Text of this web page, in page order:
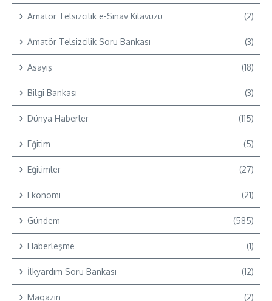
Amatör Telsizcilik e-Sınav Kılavuzu (2)
Amatör Telsizcilik Soru Bankası (3)
Asayiş (18)
Bilgi Bankası (3)
Dünya Haberler (115)
Eğitim (5)
Eğitimler (27)
Ekonomi (21)
Gündem (585)
Haberleşme (1)
İlkyardım Soru Bankası (12)
Magazin (2)